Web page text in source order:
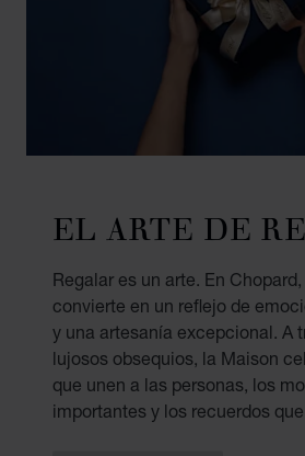
EL ARTE DE
Regalar es un arte. En
convierte en un reflejo de
y una artesanía excepcional. A
lujosos obsequios, la Maison
que unen a las personas, los
importantes y los recuerdos que